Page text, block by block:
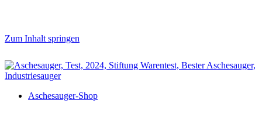
Zum Inhalt springen
aschesauger.net
Aschesauger im Test und Vergleich
Aschesauger-Shop